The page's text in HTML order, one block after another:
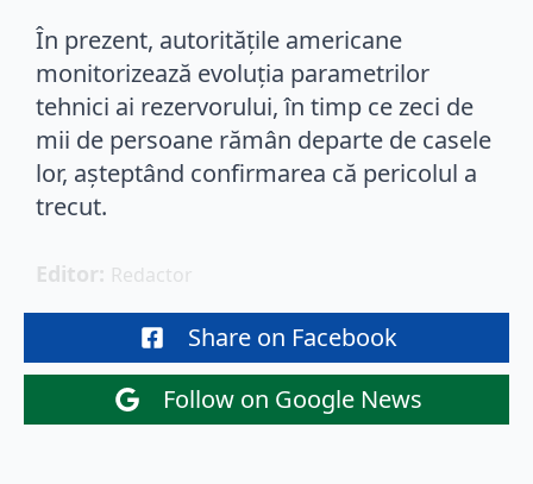
În prezent, autoritățile americane
monitorizează evoluția parametrilor
tehnici ai rezervorului, în timp ce zeci de
mii de persoane rămân departe de casele
lor, așteptând confirmarea că pericolul a
trecut.
Editor: Redactor
Share on Facebook
Follow on Google News